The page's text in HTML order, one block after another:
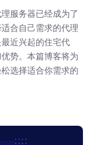
服务器已经成为了
合自己需求的代理
近兴起的住宅代
势。本篇博客将为
选择适合你需求的